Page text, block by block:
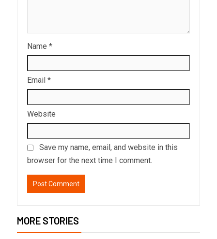
Name *
Email *
Website
Save my name, email, and website in this
browser for the next time I comment.
MORE STORIES